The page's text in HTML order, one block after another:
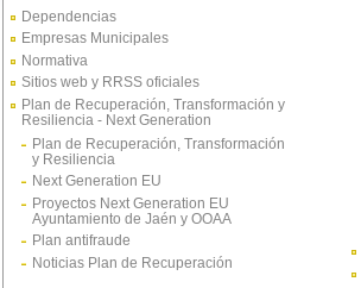
Dependencias
Empresas Municipales
Normativa
Sitios web y RRSS oficiales
Plan de Recuperación, Transformación y
Resiliencia - Next Generation
Plan de Recuperación, Transformación
y Resiliencia
Next Generation EU
Proyectos Next Generation EU
Ayuntamiento de Jaén y OOAA
Plan antifraude
Noticias Plan de Recuperación